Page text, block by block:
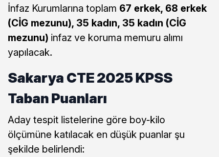
İnfaz Kurumlarına toplam 67 erkek, 68 erkek
(CİG mezunu), 35 kadın, 35 kadın (CİG
mezunu) infaz ve koruma memuru alımı
yapılacak.
Sakarya CTE 2025 KPSS
Taban Puanları
Aday tespit listelerine göre boy-kilo
ölçümüne katılacak en düşük puanlar şu
şekilde belirlendi: